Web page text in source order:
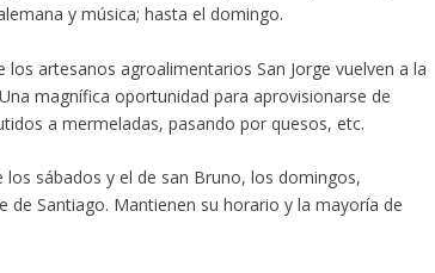
y música; hasta el domingo.
artesanos agroalimentarios San Jorge vuelven a la
magnífica oportunidad para aprovisionarse de
a mermeladas, pasando por quesos, etc.
sábados y el de san Bruno, los domingos,
de Santiago. Mantienen su horario y la mayoría de